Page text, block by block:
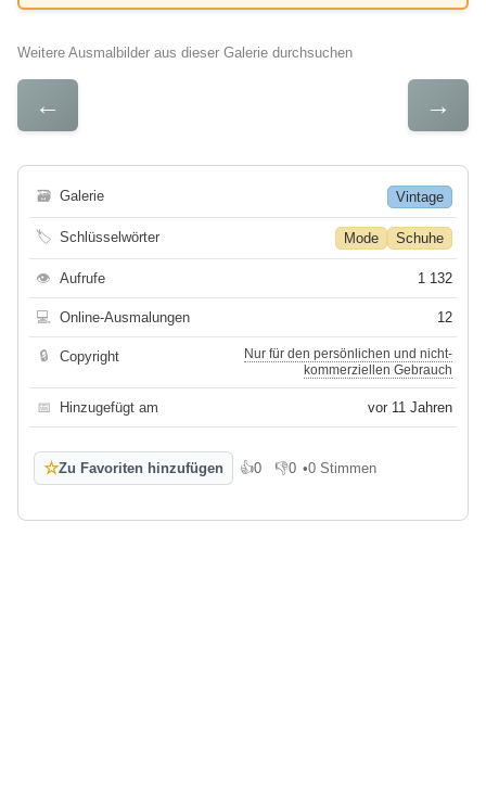
Weitere Ausmalbilder aus dieser Galerie durchsuchen
← →
🗃 Galerie Vintage
🏷 Schlüsselwörter Mode Schuhe
👁 Aufrufe 1 132
💻 Online-Ausmalungen 12
🔒 Copyright
Nur für den persönlichen und nicht-
kommerziellen Gebrauch
📅 Hinzugefügt am vor 11 Jahren
☆Zu Favoriten hinzufügen 👍0
Gefällt mir
👎0
Gefällt mir nicht
•0 Stimmen